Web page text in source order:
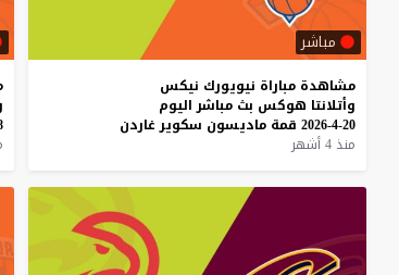
مباشر
مشاهدة مباراة نيويورك نيكس
وأتلانتا هوكس بث مباشر اليوم
20-4-2026
قمة ماديسون سكوير غاردن
منذ 4 أشهر